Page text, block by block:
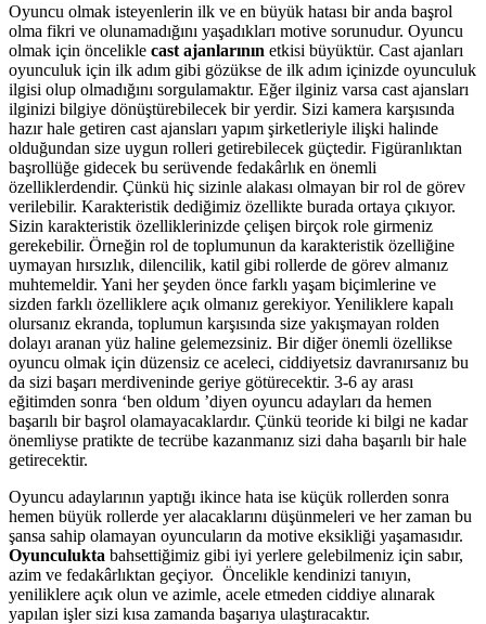
Oyuncu olmak isteyenlerin ilk ve en büyük hatası bir anda başrol
olma fikri ve olunamadığını yaşadıkları motive sorunudur. Oyuncu
olmak için öncelikle cast ajanlarının etkisi büyüktür. Cast ajanları
oyunculuk için ilk adım gibi gözükse de ilk adım içinizde oyunculuk
ilgisi olup olmadığını sorgulamaktır. Eğer ilginiz varsa cast ajansları
ilginizi bilgiye dönüştürebilecek bir yerdir. Sizi kamera karşısında
hazır hale getiren cast ajansları yapım şirketleriyle ilişki halinde
olduğundan size uygun rolleri getirebilecek güçtedir. Figüranlıktan
başrollüğe gidecek bu serüvende fedakârlık en önemli
özelliklerdendir. Çünkü hiç sizinle alakası olmayan bir rol de görev
verilebilir. Karakteristik dediğimiz özellikte burada ortaya çıkıyor.
Sizin karakteristik özelliklerinizde çelişen birçok role girmeniz
gerekebilir. Örneğin rol de toplumunun da karakteristik özelliğine
uymayan hırsızlık, dilencilik, katil gibi rollerde de görev almanız
muhtemeldir. Yani her şeyden önce farklı yaşam biçimlerine ve
sizden farklı özelliklere açık olmanız gerekiyor. Yeniliklere kapalı
olursanız ekranda, toplumun karşısında size yakışmayan rolden
dolayı aranan yüz haline gelemezsiniz. Bir diğer önemli özellikse
oyuncu olmak için düzensiz ce aceleci, ciddiyetsiz davranırsanız bu
da sizi başarı merdiveninde geriye götürecektir. 3-6 ay arası
eğitimden sonra ‘ben oldum ’diyen oyuncu adayları da hemen
başarılı bir başrol olamayacaklardır. Çünkü teoride ki bilgi ne kadar
önemliyse pratikte de tecrübe kazanmanız sizi daha başarılı bir hale
getirecektir.
Oyuncu adaylarının yaptığı ikince hata ise küçük rollerden sonra
hemen büyük rollerde yer alacaklarını düşünmeleri ve her zaman bu
şansa sahip olamayan oyuncuların da motive eksikliği yaşamasıdır.
Oyunculukta bahsettiğimiz gibi iyi yerlere gelebilmeniz için sabır,
azim ve fedakârlıktan geçiyor. Öncelikle kendinizi tanıyın,
yeniliklere açık olun ve azimle, acele etmeden ciddiye alınarak
yapılan işler sizi kısa zamanda başarıya ulaştıracaktır.